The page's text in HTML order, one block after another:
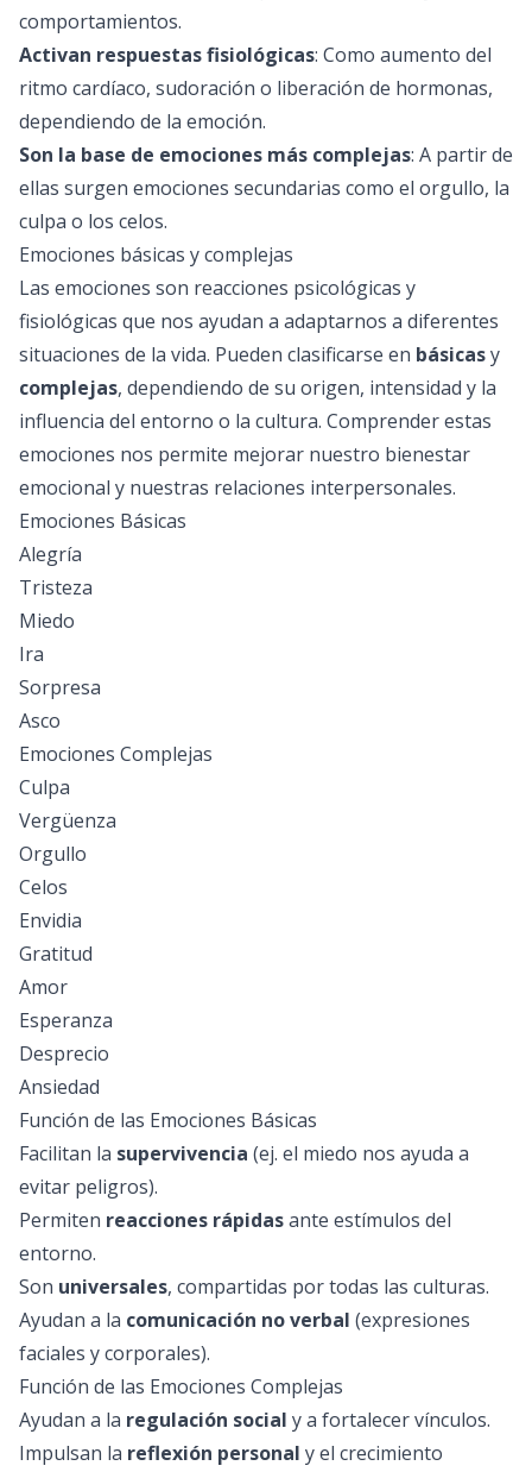
comportamientos.
Activan respuestas fisiológicas: Como aumento del
ritmo cardíaco, sudoración o liberación de hormonas,
dependiendo de la emoción.
Son la base de emociones más complejas: A partir de
ellas surgen emociones secundarias como el orgullo, la
culpa o los celos.
Emociones básicas y complejas
Las emociones son reacciones psicológicas y
fisiológicas que nos ayudan a adaptarnos a diferentes
situaciones de la vida. Pueden clasificarse en básicasy
complejas, dependiendo de su origen, intensidad y la
influencia del entorno o la cultura. Comprender estas
emociones nos permite mejorar nuestro bienestar
emocional y nuestras relaciones interpersonales.
Emociones Básicas
Alegría
Tristeza
Miedo
Ira
Sorpresa
Asco
Emociones Complejas
Culpa
Vergüenza
Orgullo
Celos
Envidia
Gratitud
Amor
Esperanza
Desprecio
Ansiedad
Función de las Emociones Básicas
Facilitan la supervivencia (ej. el miedo nos ayuda a
evitar peligros).
Permiten reacciones rápidasante estímulos del
entorno.
Son universales, compartidas por todas las culturas.
Ayudan a la comunicación no verbal (expresiones
faciales y corporales).
Función de las Emociones Complejas
Ayudan a la regulación social y a fortalecer vínculos.
Impulsan la reflexión personal y el crecimiento